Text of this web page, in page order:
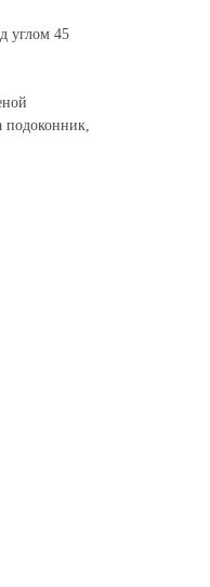
углом 45
подоконник,